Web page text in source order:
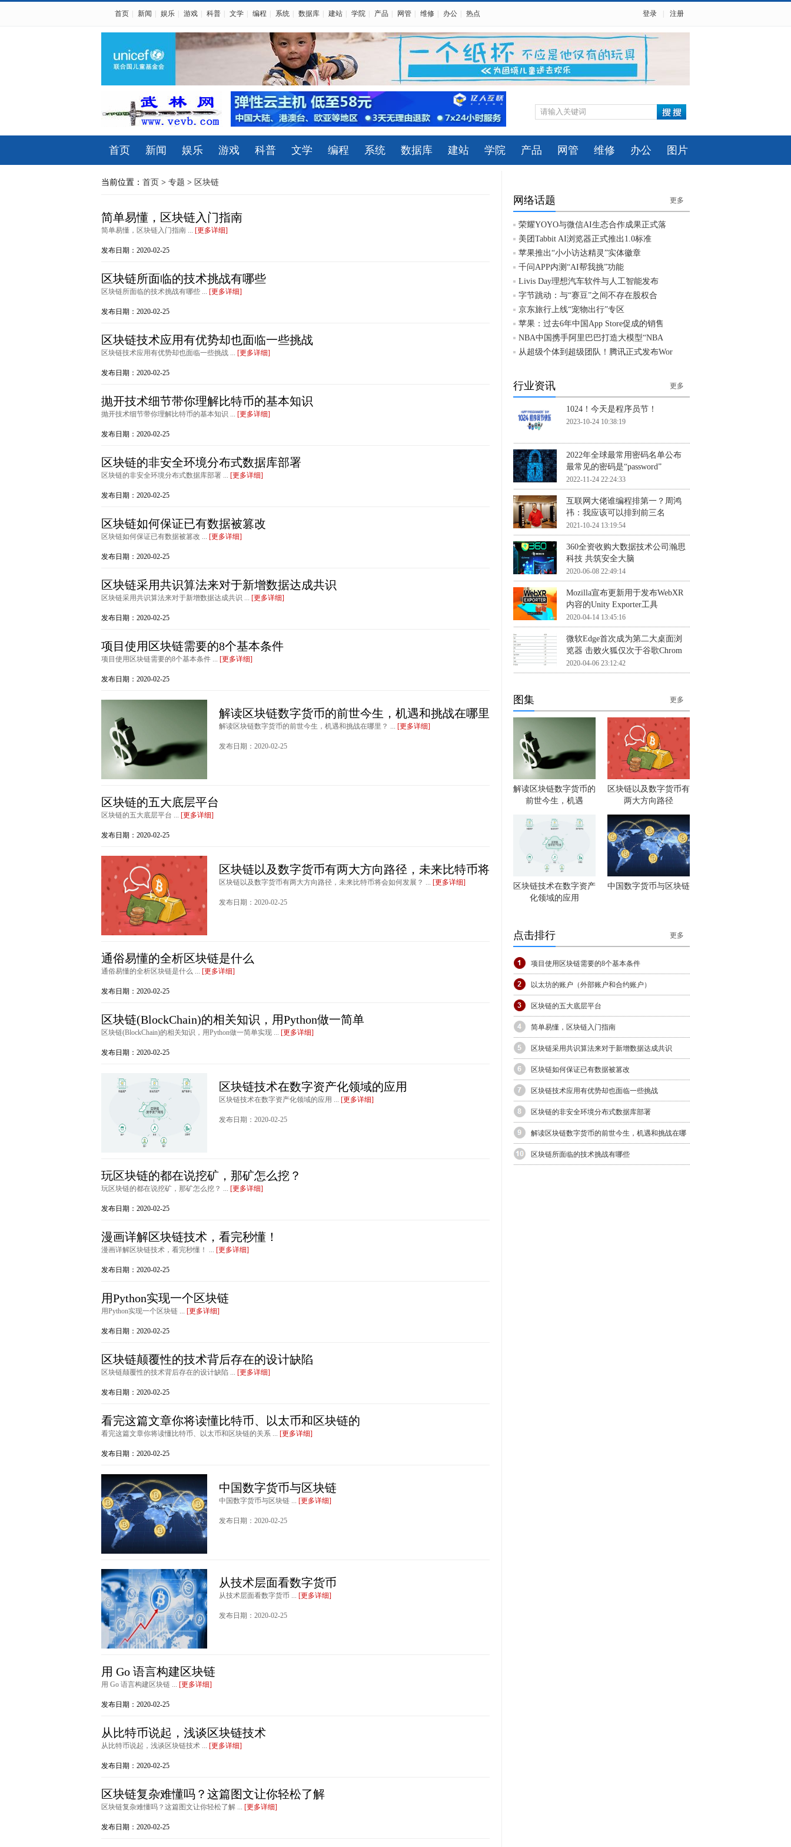
首页 新闻 娱乐 游戏 科普 文学 编程 系统 数据库 建站 学院 产品 网管 维修 办公 热点 登录 注册
首页 新闻 娱乐 游戏 科普 文学 编程 系统 数据库 建站 学院 产品 网管 维修 办公 图片
当前位置： 首页 > 专题 > 区块链
简单易懂，区块链入门指南
简单易懂，区块链入门指南 ... [更多详细]
发布日期：2020-02-25
区块链所面临的技术挑战有哪些
区块链所面临的技术挑战有哪些 ... [更多详细]
发布日期：2020-02-25
区块链技术应用有优势却也面临一些挑战
区块链技术应用有优势却也面临一些挑战 ... [更多详细]
发布日期：2020-02-25
抛开技术细节带你理解比特币的基本知识
抛开技术细节带你理解比特币的基本知识 ... [更多详细]
发布日期：2020-02-25
区块链的非安全环境分布式数据库部署
区块链的非安全环境分布式数据库部署 ... [更多详细]
发布日期：2020-02-25
区块链如何保证已有数据被篡改
区块链如何保证已有数据被篡改 ... [更多详细]
发布日期：2020-02-25
区块链采用共识算法来对于新增数据达成共识
区块链采用共识算法来对于新增数据达成共识 ... [更多详细]
发布日期：2020-02-25
项目使用区块链需要的8个基本条件
项目使用区块链需要的8个基本条件 ... [更多详细]
发布日期：2020-02-25
解读区块链数字货币的前世今生，机遇和挑战在哪里
解读区块链数字货币的前世今生，机遇和挑战在哪里？ ... [更多详细]
发布日期：2020-02-25
区块链的五大底层平台
区块链的五大底层平台 ... [更多详细]
发布日期：2020-02-25
区块链以及数字货币有两大方向路径，未来比特币将
区块链以及数字货币有两大方向路径，未来比特币将会如何发展？ ... [更多详细]
发布日期：2020-02-25
通俗易懂的全析区块链是什么
通俗易懂的全析区块链是什么 ... [更多详细]
发布日期：2020-02-25
区块链(BlockChain)的相关知识，用Python做一简单
区块链(BlockChain)的相关知识，用Python做一简单实现 ... [更多详细]
发布日期：2020-02-25
区块链技术在数字资产化领域的应用
区块链技术在数字资产化领域的应用 ... [更多详细]
发布日期：2020-02-25
玩区块链的都在说挖矿，那矿怎么挖？
玩区块链的都在说挖矿，那矿怎么挖？ ... [更多详细]
发布日期：2020-02-25
漫画详解区块链技术，看完秒懂！
漫画详解区块链技术，看完秒懂！ ... [更多详细]
发布日期：2020-02-25
用Python实现一个区块链
用Python实现一个区块链 ... [更多详细]
发布日期：2020-02-25
区块链颠覆性的技术背后存在的设计缺陷
区块链颠覆性的技术背后存在的设计缺陷 ... [更多详细]
发布日期：2020-02-25
看完这篇文章你将读懂比特币、以太币和区块链的
看完这篇文章你将读懂比特币、以太币和区块链的关系 ... [更多详细]
发布日期：2020-02-25
中国数字货币与区块链
中国数字货币与区块链 ... [更多详细]
发布日期：2020-02-25
从技术层面看数字货币
从技术层面看数字货币 ... [更多详细]
发布日期：2020-02-25
用 Go 语言构建区块链
用 Go 语言构建区块链 ... [更多详细]
发布日期：2020-02-25
从比特币说起，浅谈区块链技术
从比特币说起，浅谈区块链技术 ... [更多详细]
发布日期：2020-02-25
区块链复杂难懂吗？这篇图文让你轻松了解
区块链复杂难懂吗？这篇图文让你轻松了解 ... [更多详细]
发布日期：2020-02-25
网络话题 更多
荣耀YOYO与微信AI生态合作成果正式落
美团Tabbit AI浏览器正式推出1.0标准
苹果推出“小小访达精灵”实体徽章
千问APP内测“AI帮我挑”功能
Livis Day理想汽车软件与人工智能发布
字节跳动：与“赛豆”之间不存在股权合
京东旅行上线“宠物出行”专区
苹果：过去6年中国App Store促成的销售
NBA中国携手阿里巴巴打造大模型“NBA
从超级个体到超级团队！腾讯正式发布Wor
行业资讯 更多
1024！今天是程序员节！
2023-10-24 10:38:19
2022年全球最常用密码名单公布
最常见的密码是“password”
2022-11-24 22:24:33
互联网大佬谁编程排第一？周鸿
祎：我应该可以排到前三名
2021-10-24 13:19:54
360全资收购大数据技术公司瀚思
科技 共筑安全大脑
2020-06-08 22:49:14
Mozilla宣布更新用于发布WebXR
内容的Unity Exporter工具
2020-04-14 13:45:16
微软Edge首次成为第二大桌面浏
览器 击败火狐仅次于谷歌Chrom
2020-04-06 23:12:42
图集 更多
解读区块链数字货币的
前世今生，机遇
区块链以及数字货币有
两大方向路径
区块链技术在数字资产
化领域的应用
中国数字货币与区块链
点击排行 更多
项目使用区块链需要的8个基本条件
以太坊的账户（外部账户和合约账户）
区块链的五大底层平台
简单易懂，区块链入门指南
区块链采用共识算法来对于新增数据达成共识
区块链如何保证已有数据被篡改
区块链技术应用有优势却也面临一些挑战
区块链的非安全环境分布式数据库部署
解读区块链数字货币的前世今生，机遇和挑战在哪
区块链所面临的技术挑战有哪些